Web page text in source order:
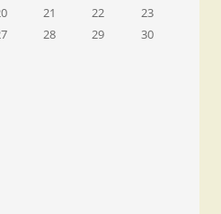
21 22
23
28 29
30